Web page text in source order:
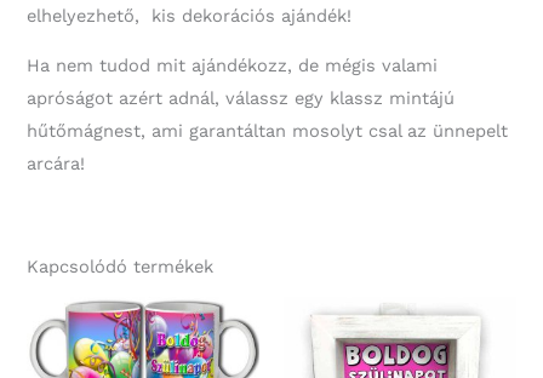
elhelyezhető, kis dekorációs ajándék!
Ha nem tudod mit ajándékozz, de mégis valami
apróságot azért adnál, válassz egy klassz mintájú
hűtőmágnest, ami garantáltan mosolyt csal az ünnepelt
arcára!
Kapcsolódó termékek